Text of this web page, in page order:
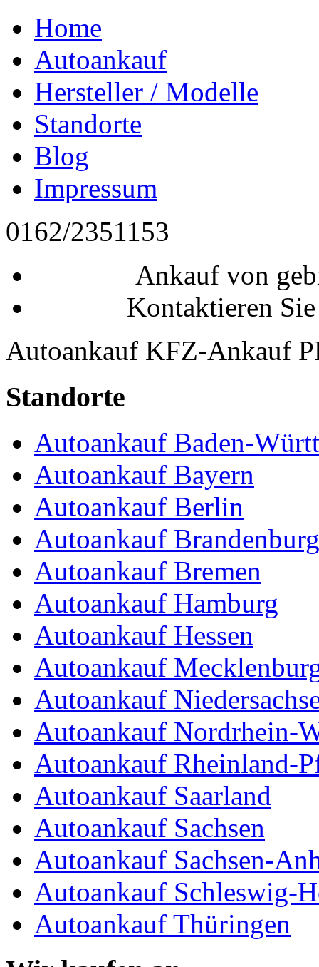
Home
Autoankauf
Hersteller / Modelle
Standorte
Blog
Impressum
0162/2351153
Ankauf von
Kontaktieren
Autoankauf KFZ-Ankauf
Standorte
Autoankauf Baden-
Autoankauf Bayern
Autoankauf Berlin
Autoankauf Brandenburg
Autoankauf Bremen
Autoankauf Hamburg
Autoankauf Hessen
Autoankauf
Autoankauf
Autoankauf Nordrhein-
Autoankauf Rheinland-
Autoankauf Saarland
Autoankauf Sachsen
Autoankauf Sachsen-
Autoankauf Schleswig-
Autoankauf Thüringen